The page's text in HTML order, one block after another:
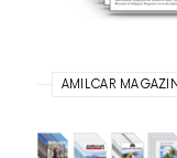
AMILCAR